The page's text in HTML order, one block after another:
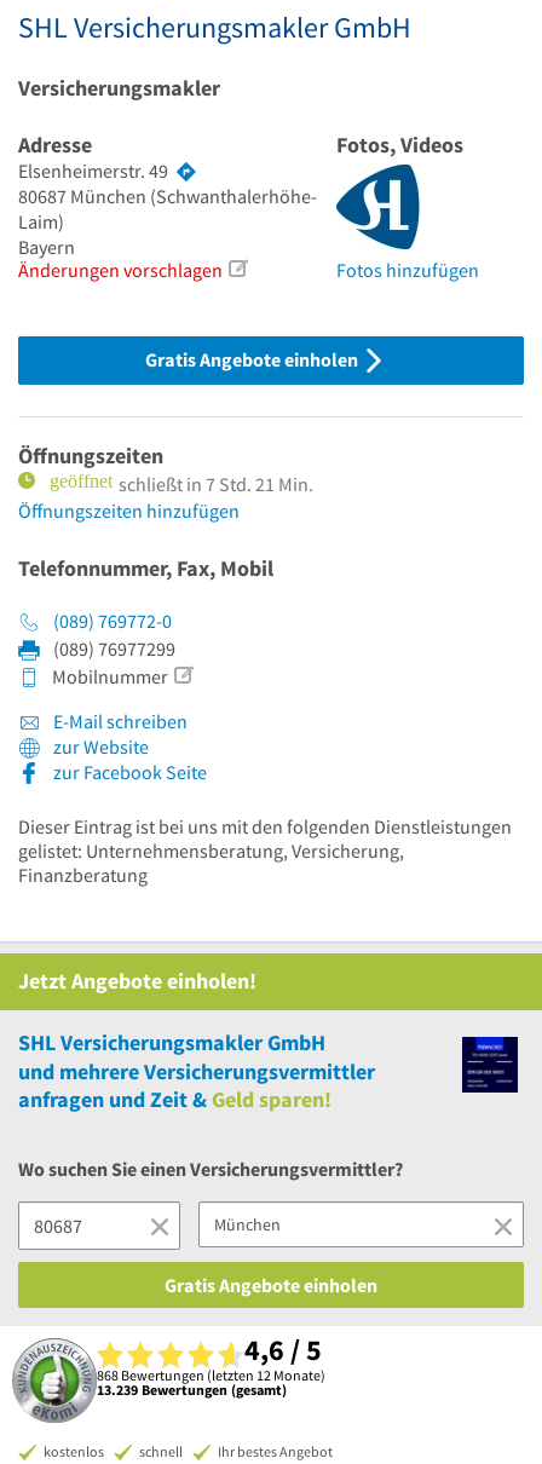
SHL Versicherungsmakler GmbH
Versicherungsmakler
Adresse
Elsenheimerstr. 49
80687 München (Schwanthalerhöhe-
Laim)
Bayern
Änderungen vorschlagen
Fotos, Videos
Fotos hinzufügen
Gratis Angebote einholen
Öffnungszeiten
schließt in 7 Std. 21 Min.
Öffnungszeiten hinzufügen
Telefonnummer, Fax, Mobil
(089) 769772-0
(089) 76977299
Mobilnummer
E-Mail schreiben
zur Website
zur Facebook Seite
Dieser Eintrag ist bei uns mit den folgenden Dienstleistungen
gelistet: Unternehmensberatung, Versicherung,
Finanzberatung
Jetzt Angebote einholen!
SHL Versicherungsmakler GmbH
und mehrereVersicherungsvermittler
anfragen und Zeit &Geld sparen!
Wo suchen Sie einen Versicherungsvermittler?
Gratis Angebote einholen
4,6 / 5
868 Bewertungen (letzten 12 Monate)
13.239 Bewertungen (gesamt)
kostenlos schnell Ihr bestes Angebot